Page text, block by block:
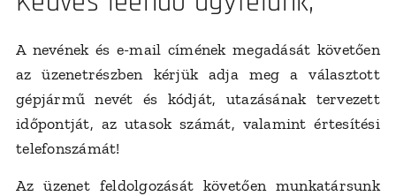
A nevének és e-mail címének megadását követően
az üzenetrészben kérjük adja meg a választott
gépjármű nevét és kódját, utazásának tervezett
időpontját, az utasok számát, valamint értesítési
telefonszámát!
Az üzenet feldolgozását követően munkatársunk